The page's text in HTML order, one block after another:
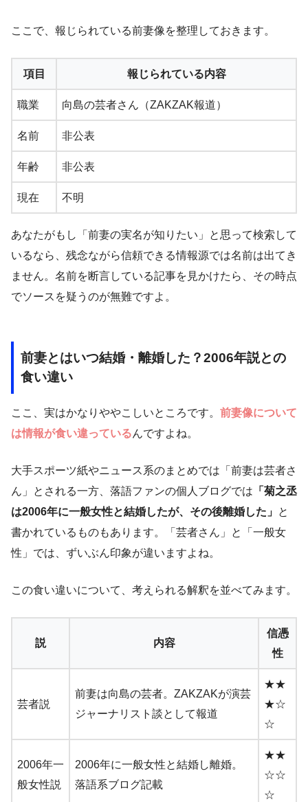
ここで、報じられている前妻像を整理しておきます。
項目 報じられている内容
職業 向島の芸者さん（ZAKZAK報道）
名前 非公表
年齢 非公表
現在 不明
あなたがもし「前妻の実名が知りたい」と思って検索して
いるなら、残念ながら信頼できる情報源では名前は出てき
ません。名前を断言している記事を見かけたら、その時点
でソースを疑うのが無難ですよ。
前妻とはいつ結婚・離婚した？2006年説との
食い違い
ここ、実はかなりややこしいところです。 前妻像について
は情報が食い違っているんですよね。
大手スポーツ紙やニュース系のまとめでは「前妻は芸者さ
ん」とされる一方、落語ファンの個人ブログでは 「菊之丞
は2006年に一般女性と結婚したが、その後離婚した」 と
書かれているものもあります。「芸者さん」と「一般女
性」では、ずいぶん印象が違いますよね。
この食い違いについて、考えられる解釈を並べてみます。
説 内容
信憑
性
芸者説
前妻は向島の芸者。ZAKZAKが演芸
ジャーナリスト談として報道
★★
★☆
☆
2006年一
般女性説
2006年に一般女性と結婚し離婚。
落語系ブログ記載
★★
☆☆
☆